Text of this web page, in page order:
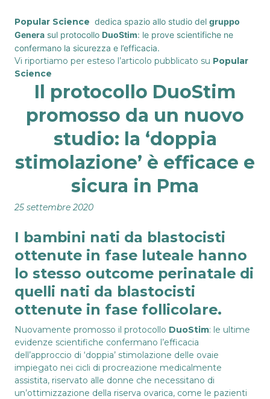
Popular Science dedica spazio allo studio del gruppo
Genera sul protocollo DuoStim: le prove scientifiche ne
confermano la sicurezza e l’efficacia.
Vi riportiamo per esteso l’articolo pubblicato su Popular
Science
Il protocollo DuoStim
promosso da un nuovo
studio: la ‘doppia
stimolazione’ è efficace e
sicura in Pma
25 settembre 2020
I bambini nati da blastocisti
ottenute in fase luteale hanno
lo stesso outcome perinatale di
quelli nati da blastocisti
ottenute in fase follicolare.
Nuovamente promosso il protocollo DuoStim: le ultime
evidenze scientifiche confermano l’efficacia
dell’approccio di ‘doppia’ stimolazione delle ovaie
impiegato nei cicli di procreazione medicalmente
assistita, riservato alle donne che necessitano di
un’ottimizzazione della riserva ovarica, come le pazienti